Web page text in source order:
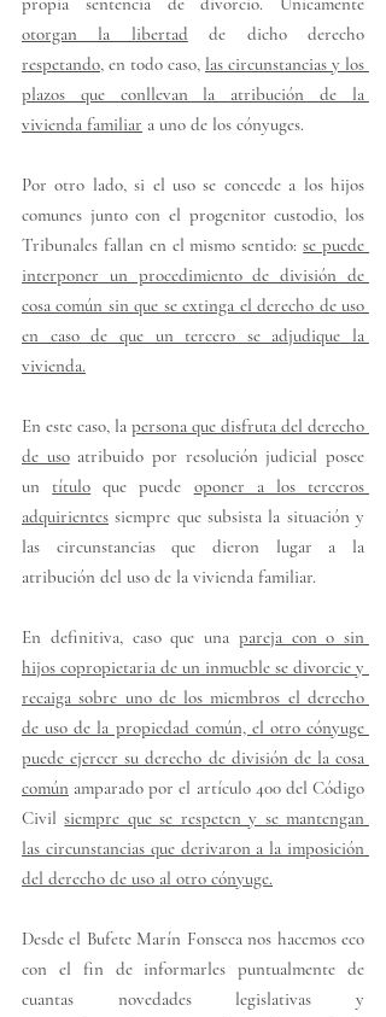
otorgan la libertad
respetando, en todo caso, las circunstancias y los
plazos que conllevan la atribución de la
vivienda familiar a uno de los cónyuges.
Por otro lado, si el uso se concede a los hijos
comunes junto con el progenitor custodio, los
Tribunales fallan en el mismo sentido: se puede
interponer un procedimiento de división de
cosa común sin que se extinga el derecho de uso
en caso de que un tercero se adjudique la
vivienda.
En este caso, la persona que disfruta del derecho
de uso atribuido por resolución judicial posee
un título que puede oponer a los terceros
adquirientes siempre que subsista la situación y
las circunstancias que dieron lugar a la
atribución del uso de la vivienda familiar.
En definitiva, caso que una pareja con o sin
hijos copropietaria de un inmueble se divorcie y
recaiga sobre uno de los miembros el derecho
de uso de la propiedad común, el otro cónyuge
puede ejercer su derecho de división de la cosa
común amparado por el artículo 400 del Código
Civil siempre que se respeten y se mantengan
las circunstancias que derivaron a la imposición
del derecho de uso al otro cónyuge.
Desde el Bufete Marín Fonseca nos hacemos eco
con el fin de informarles puntualmente de
cuantas novedades legislativas y